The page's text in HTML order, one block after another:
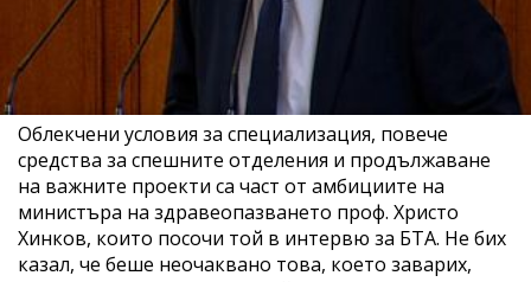
Облекчени условия за специализация, повече
средства за спешните отделения и продължаване
на важните проекти са част от амбициите на
министъра на здравеопазването проф. Христо
Хинков, които посочи той в интервю за БТА. Не бих
казал, че беше неочаквано това, което заварих,